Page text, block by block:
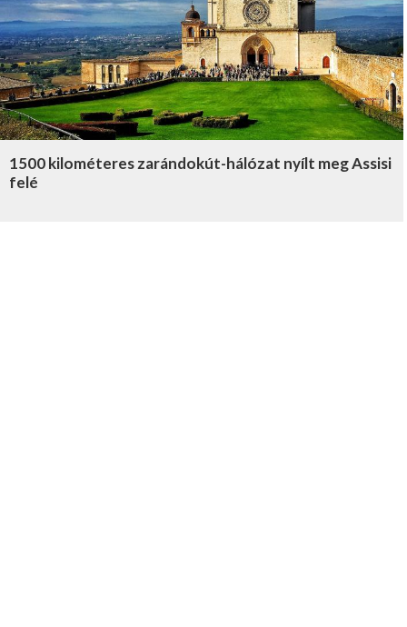
1500 kilométeres zarándokút-hálózat nyílt meg Assisi
felé